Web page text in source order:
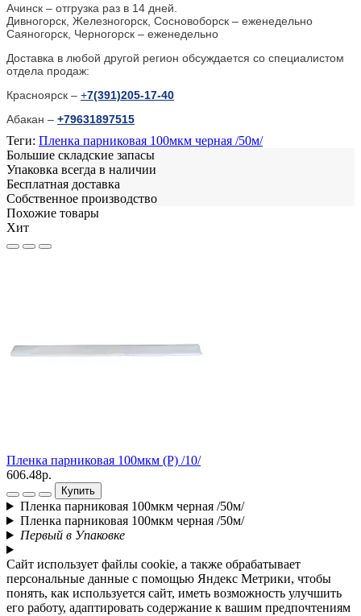
Ачинск – отгрузка раз в 14 дней.
Дивногорск, Железногорск, Сосновоборск – еженедельно
Саяногорск, Черногорск – еженедельно
Доставка в любой другой регион обсуждается со специалистом
отдела продаж:
Красноярск – +7(391)205-17-40
Абакан – +79631897515
Теги: Пленка парниковая 100мкм черная /50м/
Большие складские запасы
Упаковка всегда в наличии
Бесплатная доставка
Собственное производство
Похожие товары
Хит
Пленка парниковая 100мкм (Р) /10/
606.48р.
Купить
Пленка парниковая 100мкм черная /50м/
Пленка парниковая 100мкм черная /50м/
Первый в Упаковке
Сайт использует файлы cookie, а также обрабатывает
персональные данные с помощью Яндекс Метрики, чтобы
понять, как используется сайт, иметь возможность улучшить
его работу, адаптировать содержание к вашим предпочтениям